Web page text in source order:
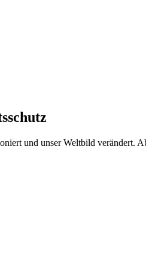
und unser Weltbild verändert.